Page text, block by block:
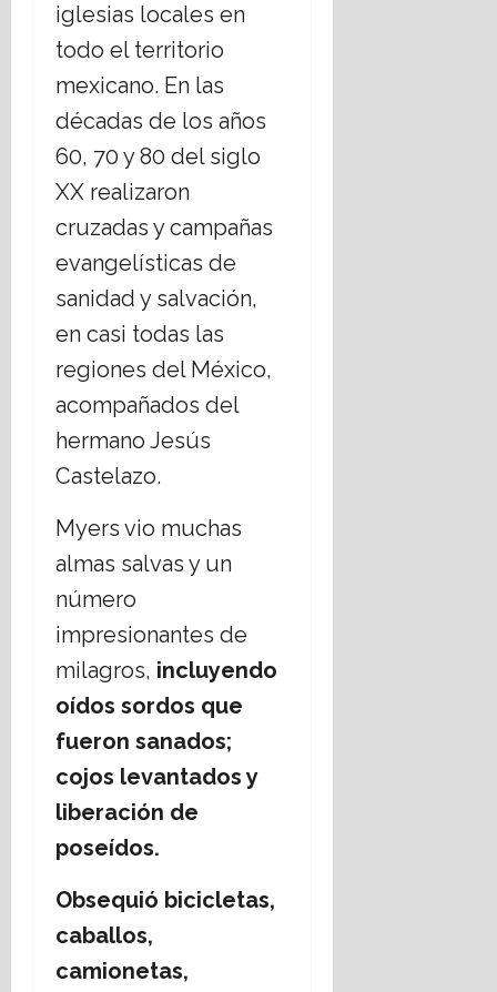
iglesias locales en
todo el territorio
mexicano. En las
décadas de los años
60, 70 y 80 del siglo
XX realizaron
cruzadas y campañas
evangelísticas de
sanidad y salvación,
en casi todas las
regiones del México,
acompañados del
hermano Jesús
Castelazo.
Myers vio muchas
almas salvas y un
número
impresionantes de
milagros, incluyendo
oídos sordos que
fueron sanados;
cojos levantados y
liberación de
poseídos.
Obsequió bicicletas,
caballos,
camionetas,